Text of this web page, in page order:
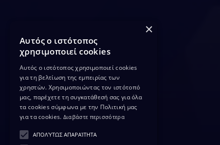
×
Αυτός ο ιστότοπος
χρησιμοποιεί cookies
Αυτός ο ιστότοπος χρησιμοποιεί cookies
για τη βελτίωση της εμπειρίας των
χρηστών. Χρησιμοποιώντας τον ιστότοπό
μας, παρέχετε τη συγκατάθεσή σας για όλα
τα cookies σύμφωνα με την Πολιτική μας
για τα cookies. Διαβάστε περισσότερα
ΑΠΟΛΎΤΩΣ ΑΠΑΡΑΊΤΗΤΑ